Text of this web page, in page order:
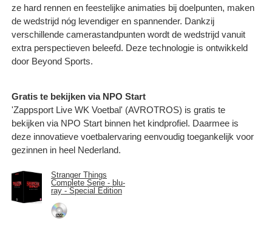
ze hard rennen en feestelijke animaties bij doelpunten, maken
de wedstrijd nóg levendiger en spannender. Dankzij
verschillende camerastandpunten wordt de wedstrijd vanuit
extra perspectieven beleefd. Deze technologie is ontwikkeld
door Beyond Sports.
Gratis te bekijken via NPO Start
'Zappsport Live WK Voetbal' (AVROTROS) is gratis te
bekijken via NPO Start binnen het kindprofiel. Daarmee is
deze innovatieve voetbalervaring eenvoudig toegankelijk voor
gezinnen in heel Nederland.
Stranger Things
Complete Serie - blu-
ray - Special Edition